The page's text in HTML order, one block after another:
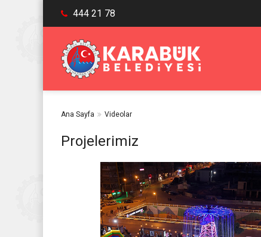
444 21 78
Ana Sayfa Videolar
Projelerimiz